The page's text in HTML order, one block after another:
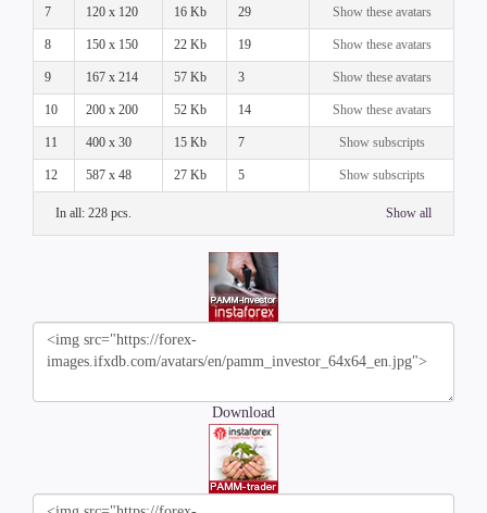
7 120 x 120 16 Kb 29 Show these avatars
8 150 x 150 22 Kb 19 Show these avatars
9 167 x 214 57 Kb 3 Show these avatars
10 200 x 200 52 Kb 14 Show these avatars
11 400 x 30 15 Kb 7 Show subscripts
12 587 x 48 27 Kb 5 Show subscripts
In all: 228 pcs. Show all
Download